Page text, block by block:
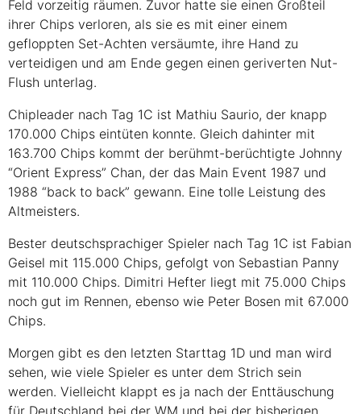
Feld vorzeitig räumen. Zuvor hatte sie einen Großteil
ihrer Chips verloren, als sie es mit einer einem
gefloppten Set-Achten versäumte, ihre Hand zu
verteidigen und am Ende gegen einen geriverten Nut-
Flush unterlag.
Chipleader nach Tag 1C ist Mathiu Saurio, der knapp
170.000 Chips eintüten konnte. Gleich dahinter mit
163.700 Chips kommt der berühmt-berüchtigte Johnny
“Orient Express” Chan, der das Main Event 1987 und
1988 “back to back” gewann. Eine tolle Leistung des
Altmeisters.
Bester deutschsprachiger Spieler nach Tag 1C ist Fabian
Geisel mit 115.000 Chips, gefolgt von Sebastian Panny
mit 110.000 Chips. Dimitri Hefter liegt mit 75.000 Chips
noch gut im Rennen, ebenso wie Peter Bosen mit 67.000
Chips.
Morgen gibt es den letzten Starttag 1D und man wird
sehen, wie viele Spieler es unter dem Strich sein
werden. Vielleicht klappt es ja nach der Enttäuschung
für Deutschland bei der WM und bei der bisherigen